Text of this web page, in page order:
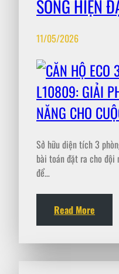
SỐNG HIỆN
11/05/2026
Sở hữu diện tích 3
bài toán đặt ra cho đội
để…
Read More